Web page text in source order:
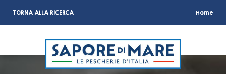
TORNA ALLA RICERCA Home